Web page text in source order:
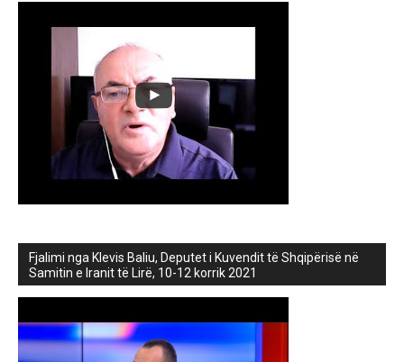
Fjalimi nga Klevis Baliu, Deputet i Kuvendit të Shqipërisë në
Samitin e Iranit të Lirë, 10-12 korrik 2021